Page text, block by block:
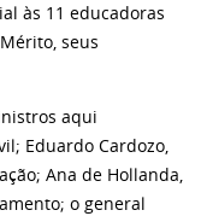
às 11 educadoras
seus
aqui
Eduardo Cardozo,
Ana de Hollanda,
o general